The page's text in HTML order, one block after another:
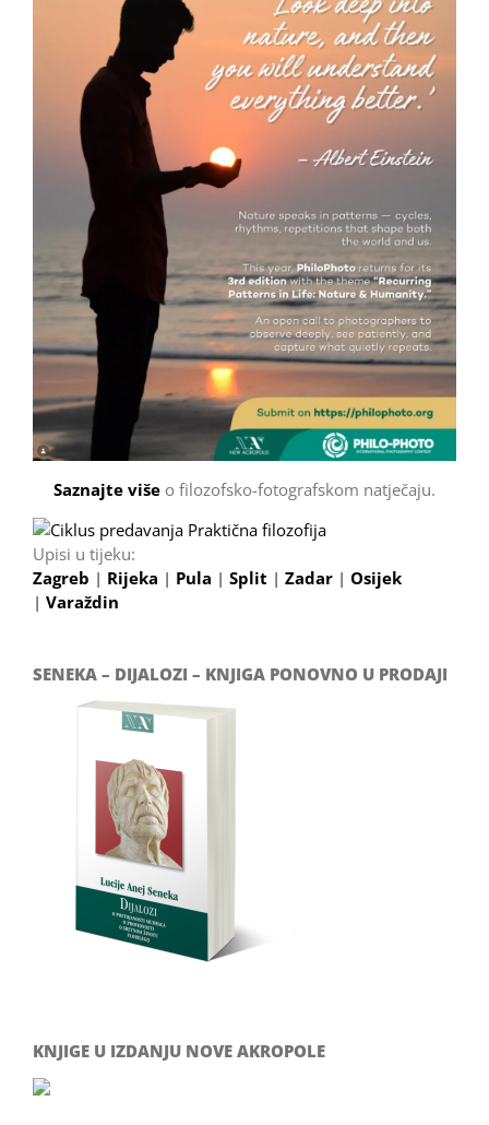
Saznajte više o filozofsko-fotografskom natječaju.
Upisi u tijeku:
Zagreb | Rijeka | Pula | Split | Zadar | Osijek
| Varaždin
SENEKA – DIJALOZI – KNJIGA PONOVNO U PRODAJI
KNJIGE U IZDANJU NOVE AKROPOLE